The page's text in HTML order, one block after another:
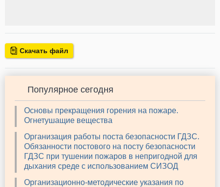
Скачать файл
Популярное сегодня
Основы прекращения горения на пожаре.
Огнетушащие вещества
Организация работы поста безопасности ГДЗС.
Обязанности постового на посту безопасности
ГДЗС при тушении пожаров в непригодной для
дыхания среде с использованием СИЗОД
Организационно-методические указания по